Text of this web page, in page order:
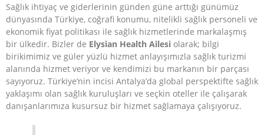
Sağlık ihtiyaç ve giderlerinin günden güne arttığı günümüz
dünyasında Türkiye, coğrafi konumu, nitelikli sağlık personeli ve
ekonomik fiyat politikası ile sağlık hizmetlerinde markalaşmış
bir ülkedir. Bizler de Elysian Health Ailesi olarak; bilgi
birikimimiz ve güler yüzlü hizmet anlayışımızla sağlık turizmi
alanında hizmet veriyor ve kendimizi bu markanın bir parçası
sayıyoruz. Türkiye’nin incisi Antalya’da global perspektifte sağlık
yaklaşımı olan sağlık kuruluşları ve seçkin oteller ile çalışarak
danışanlarımıza kusursuz bir hizmet sağlamaya çalışıyoruz.